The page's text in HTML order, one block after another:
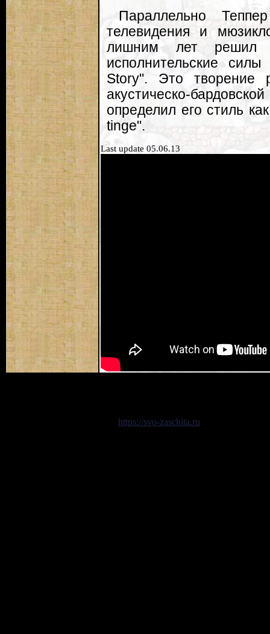
Параллельно
телевидения и
лишним лет решил
исполнительские
Story". Это творение
акустическо-
определил его стиль
tinge".
Last update 05.06.13
https://svo-zaschita.ru